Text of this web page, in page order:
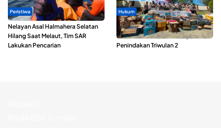
Peristiwa
Nelayan Asal Halmahera Selatan
Hilang Saat Melaut, Tim SAR
Lakukan Pencarian
Hukum
Polda Maluku Utara Musnahkan
Ribuan Liter Miras Hasil Operasi
Penindakan Triwulan 2